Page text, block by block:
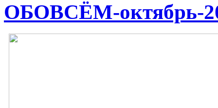
ОБОВСЁМ-октябрь-